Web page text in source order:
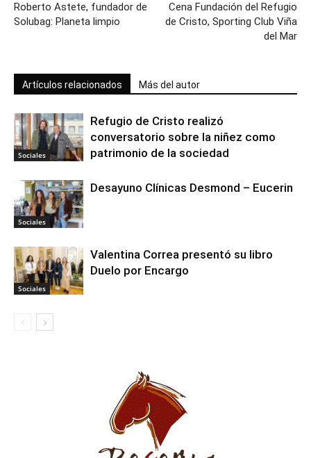
Roberto Astete, fundador de
Solubag: Planeta limpio
Cena Fundación del Refugio
de Cristo, Sporting Club Viña
del Mar
Artículos relacionados Más del autor
Sociales
Refugio de Cristo realizó
conversatorio sobre la niñez como
patrimonio de la sociedad
Sociales
Desayuno Clínicas Desmond – Eucerin
Sociales
Valentina Correa presentó su libro
Duelo por Encargo